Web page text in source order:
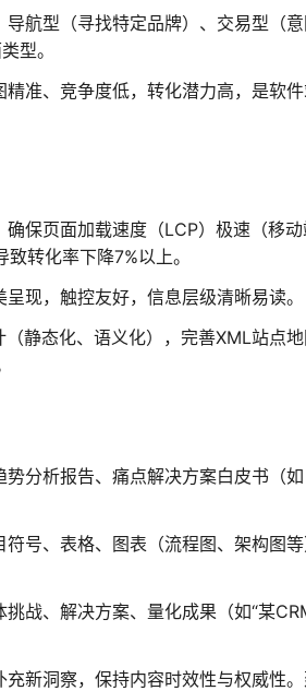
导航型（寻找特定品牌）、交易型（
型。
准、竞争度低，转化潜力高，是软
保页面加载速度（LCP）极速（移
转化率下降7%以上。
现，触控友好，信息层级清晰易读。
静态化、语义化），完善XML站点
分析报告、痛点解决方案白皮书（
号、表格、图表（流程图、架构图
战、解决方案、量化成果（如“某
新洞察，保持内容时效性与权威性